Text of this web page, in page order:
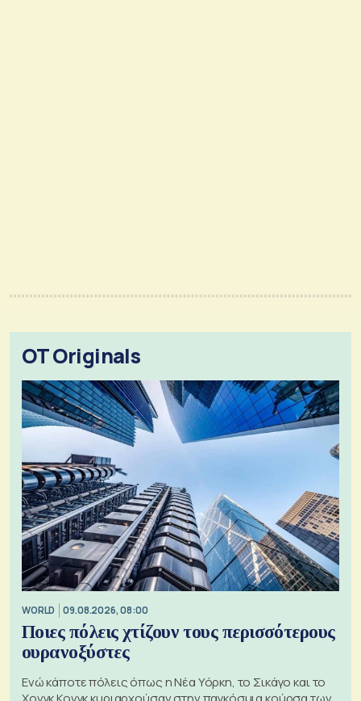
OT Originals
WORLD 09.08.2026, 08:00
Ποιες πόλεις χτίζουν τους περισσότερους
ουρανοξύστες
Ενώ κάποτε πόλεις όπως η Νέα Υόρκη, το Σικάγο και το